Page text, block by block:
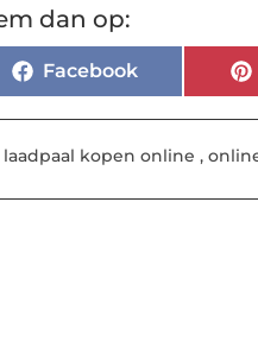
dan op:
Facebook
laadpaal kopen online ,